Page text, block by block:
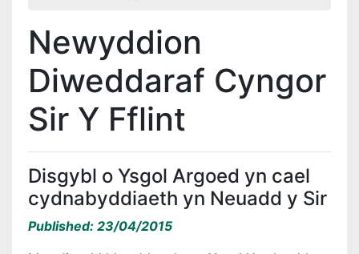
Newyddion
Diweddaraf Cyngor
Sir Y Fflint
Disgybl o Ysgol Argoed yn cael
cydnabyddiaeth yn Neuadd y Sir
Published: 23/04/2015